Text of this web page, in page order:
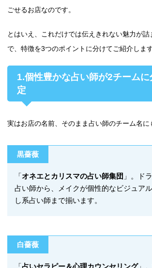
ごせるお店なのです。
とはいえ、これだけでは伝えきれない魅力が詰
で、特徴を3つのポイントに分けてご紹介します
1.個性豊かな占い師が2チーム
定
実はお店の名前、そのまま占い師のチーム名に
黒薔薇
「オネエとカリスマの占い師集団 」。ド
占い師から、メイクが個性的なビジュア
し系占い師まで揃います。
白薔薇
「占いセラピー＆心理カウンセリング」